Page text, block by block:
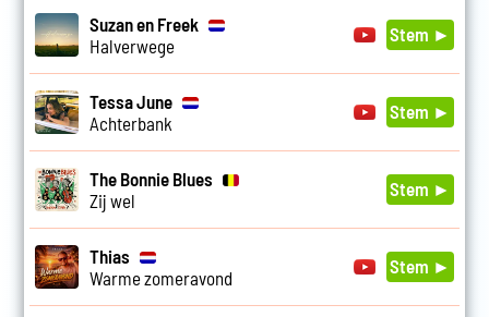
Suzan en Freek
Halverwege
Stem ►
Tessa June
Achterbank
Stem ►
The Bonnie Blues
Zij wel
Stem ►
Thias
Warme zomeravond
Stem ►